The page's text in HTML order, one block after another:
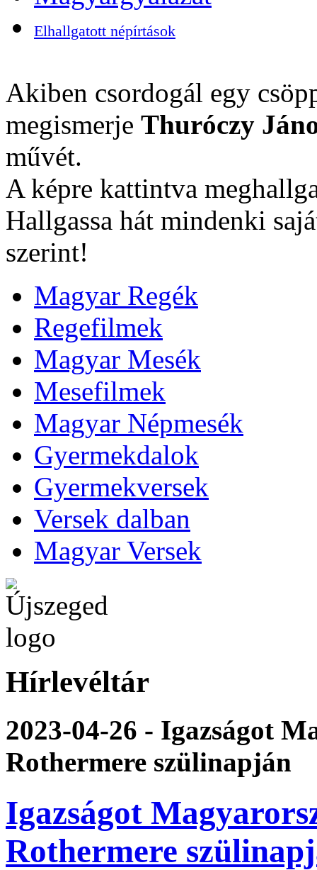
Elhallgatott népírtások
Akiben csordogál egy
megismerje Thuróczy
művét.
A képre kattintva
Hallgassa hát mindenki
szerint!
Magyar Regék
Regefilmek
Magyar Mesék
Mesefilmek
Magyar Népmesék
Gyermekdalok
Gyermekversek
Versek dalban
Magyar Versek
Hírlevéltár
2023-04-26 - Igazságot
Rothermere szülinapján
Igazságot
Rothermere